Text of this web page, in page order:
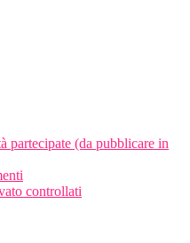
partecipate (da pubblicare in
controllati